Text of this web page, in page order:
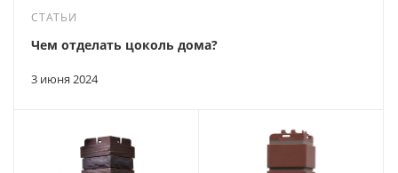
СТАТЬИ
3 июня 2024
Чем отделать цоколь дома?